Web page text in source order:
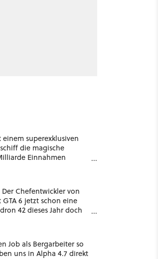
superexklusiven
die magische
Einnahmen
Chefentwickler von
6 jetzt schon eine
42 dieses Jahr doch
Job als Bergarbeiter so
uns in Alpha 4.7 direkt